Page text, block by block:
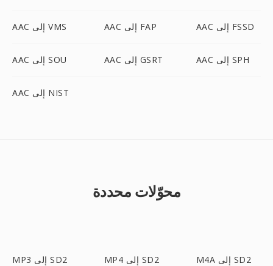
AAC إلى VMS AAC إلى FAP AAC إلى FSSD
AAC إلى SOU AAC إلى GSRT AAC إلى SPH
AAC إلى NIST
محوّلات محددة
MP3 إلى SD2 MP4 إلى SD2 M4A إلى SD2